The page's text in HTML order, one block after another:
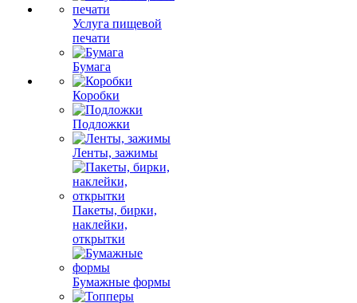
Услуга пищевой
печати
Бумага
Коробки
Подложки
Ленты, зажимы
Пакеты, бирки,
наклейки,
открытки
Бумажные формы